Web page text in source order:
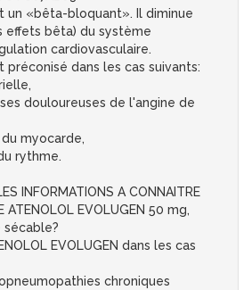
un «bêta-bloquant». Il diminue
effets bêta) du système
cardiovasculaire.
dans les cas suivants:
douloureuses de l'angine de
myocarde,
rythme.
INFORMATIONS A CONNAITRE
ATENOLOL EVOLUGEN 50 mg,
EVOLUGEN dans les cas
chroniques